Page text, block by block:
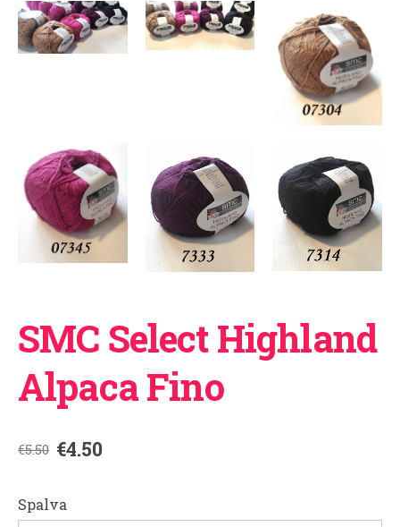
SMC Select Highland
Alpaca Fino
€5.50 €4.50
Spalva